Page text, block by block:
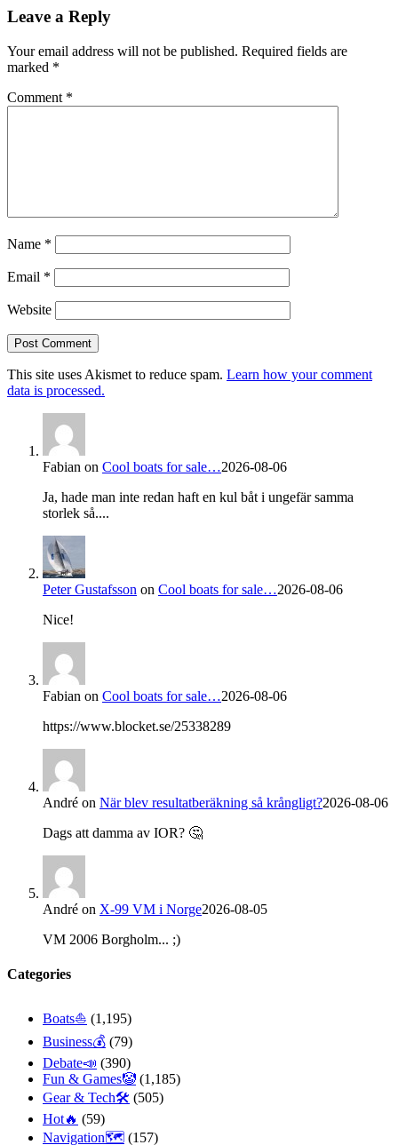
Leave a Reply
Your email address will not be published. Required fields are
marked *
Comment *
Name *
Email *
Website
This site uses Akismet to reduce spam. Learn how your comment
data is processed.
Fabian on Cool boats for sale…2026-08-06
Ja, hade man inte redan haft en kul båt i ungefär samma
storlek så....
Peter Gustafsson on Cool boats for sale…2026-08-06
Nice!
Fabian on Cool boats for sale…2026-08-06
https://www.blocket.se/25338289
André on När blev resultatberäkning så krångligt?2026-08-06
Dags att damma av IOR? 🤔
André on X-99 VM i Norge2026-08-05
VM 2006 Borgholm... ;)
Categories
Boats⛵️ (1,195)
Business💰 (79)
Debate📣 (390)
Fun & Games🤡 (1,185)
Gear & Tech🛠 (505)
Hot🔥 (59)
Navigation🗺 (157)